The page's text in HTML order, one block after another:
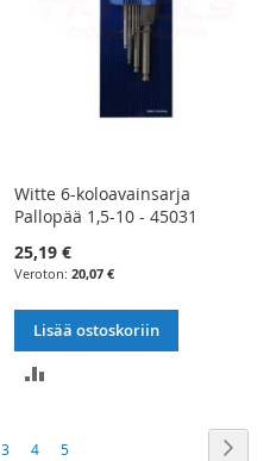
Witte 6-koloavainsarja
Pallopää 1,5-10 - 45031
25,19 €
20,07 €
Lisää ostoskoriin
Sivu
3 Sivu
4 Sivu
5